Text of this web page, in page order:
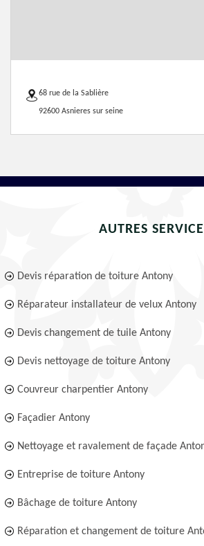
68 rue de la Sablière
92600 Asnieres sur seine
AUTRES
Devis réparation de toiture Antony
Réparateur installateur de velux Antony
Devis changement de tuile Antony
Devis nettoyage de toiture Antony
Couvreur charpentier Antony
Façadier Antony
Nettoyage et ravalement de façade
Entreprise de toiture Antony
Bâchage de toiture Antony
Réparation et changement de toiture